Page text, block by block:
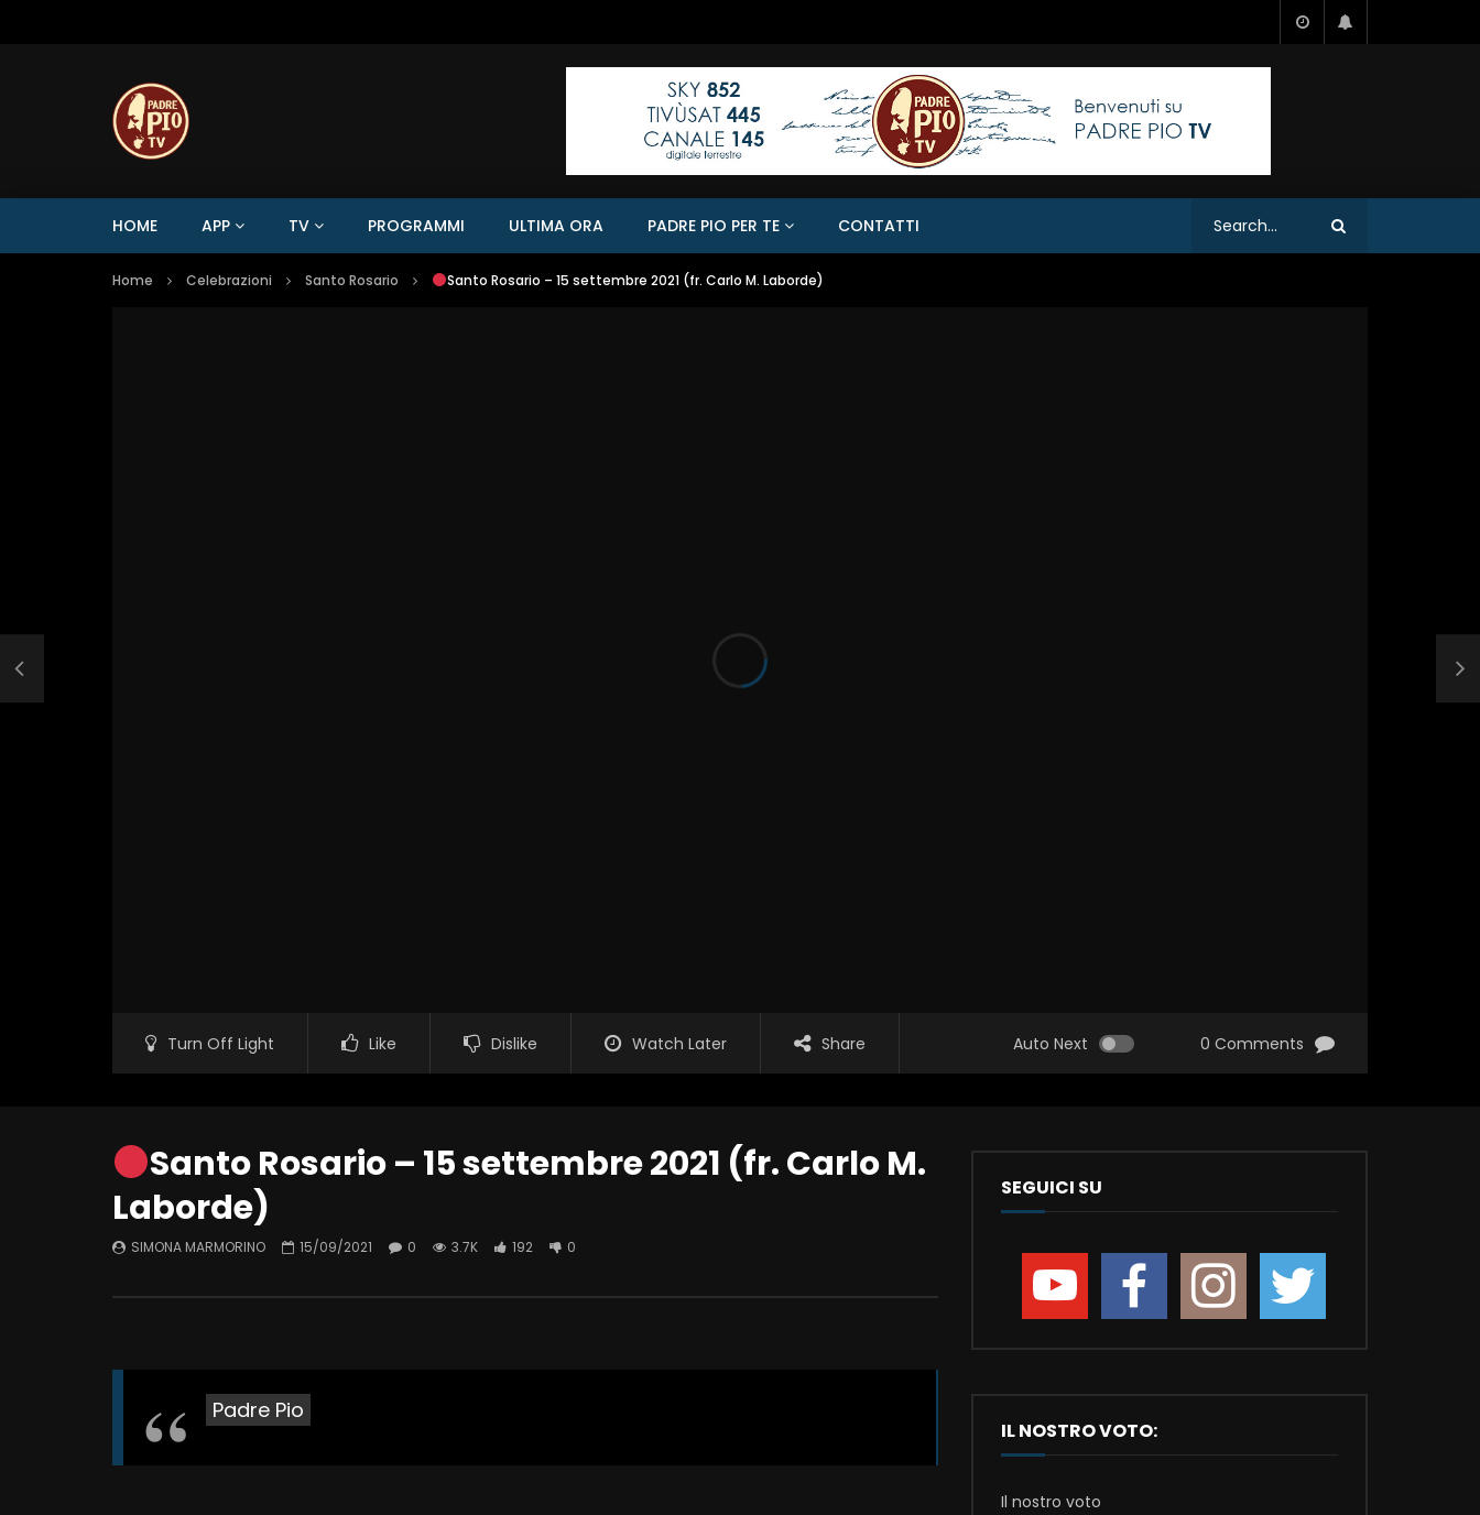
HOME APP TV PROGRAMMI ULTIMA ORA PADRE PIO PER TE CONTATTI
Home Celebrazioni Santo Rosario Santo Rosario – 15 settembre 2021 (fr. Carlo M. Laborde)
Turn Off Light Like Dislike Watch Later Share Auto Next 0 Comments
Santo Rosario – 15 settembre 2021 (fr. Carlo M.
Laborde)
SIMONA MARMORINO 15/09/2021 0 3.7K 192 0
Padre Pio
SEGUICI SU
IL NOSTRO VOTO:
Il nostro voto